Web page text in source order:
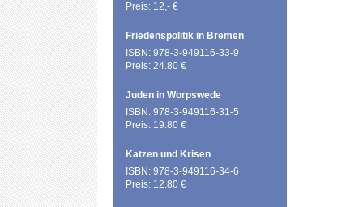
Preis: 12,- €
Friedenspolitik in Bremen
ISBN: 978-3-949116-33-9
Preis: 24.80 €
Juden in Worpswede
ISBN: 978-3-949116-31-5
Preis: 19.80 €
Katzen und Krisen
ISBN: 978-3-949116-34-6
Preis: 12.80 €